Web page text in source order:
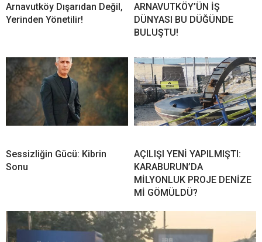
Arnavutköy Dışarıdan Değil,
Yerinden Yönetilir!
ARNAVUTKÖY’ÜN İŞ
DÜNYASI BU DÜĞÜNDE
BULUŞTU!
Sessizliğin Gücü: Kibrin
Sonu
AÇILIŞI YENİ YAPILMIŞTI:
KARABURUN’DA
MİLYONLUK PROJE DENİZE
Mİ GÖMÜLDÜ?